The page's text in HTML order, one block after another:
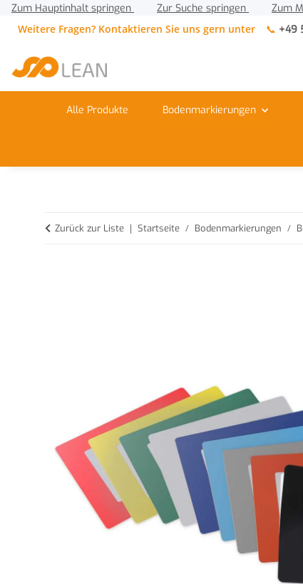
Zum Hauptinhalt springen Zur Suche springen
Zum
Weitere Fragen? Kontaktieren Sie uns gern unter 📞 +49
Alle Produkte Bodenmarkierungen
Zurück zur Liste Startseite Bodenmarkierungen